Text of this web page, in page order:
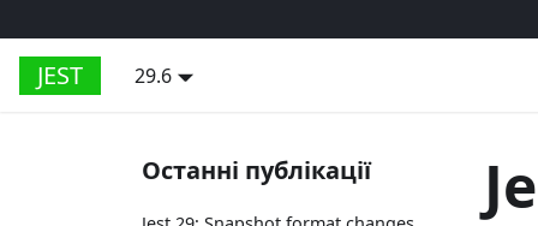
JEST 29.6
Останні публікації